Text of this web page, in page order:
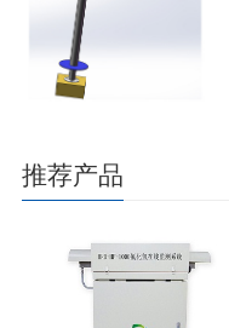
推荐产品